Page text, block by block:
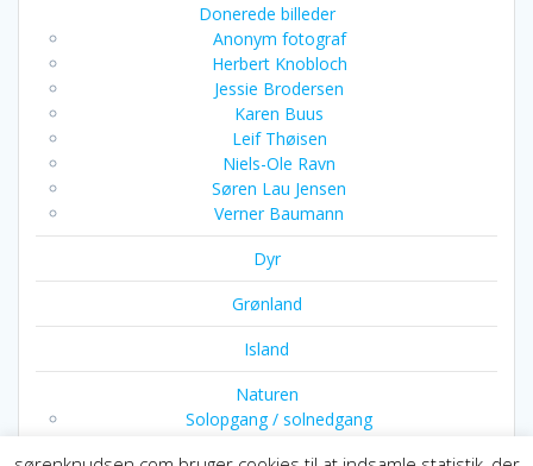
Donerede billeder
Anonym fotograf
Herbert Knobloch
Jessie Brodersen
Karen Buus
Leif Thøisen
Niels-Ole Ravn
Søren Lau Jensen
Verner Baumann
Dyr
Grønland
Island
Naturen
Solopgang / solnedgang